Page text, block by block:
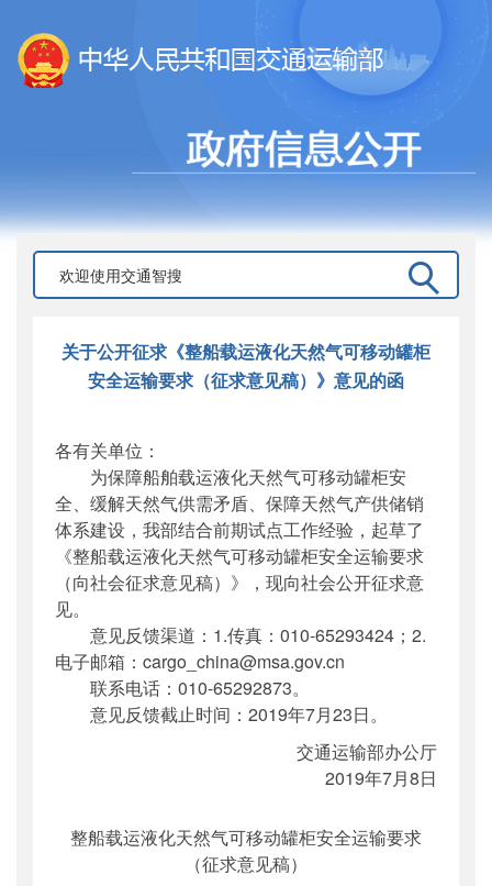
关于公开征求《整船载运液化天然气可移动罐柜
安全运输要求（征求意见稿）》意见的函
各有关单位：
为保障船舶载运液化天然气可移动罐柜安
全、缓解天然气供需矛盾、保障天然气产供储销
体系建设，我部结合前期试点工作经验，起草了
《整船载运液化天然气可移动罐柜安全运输要求
（向社会征求意见稿）》，现向社会公开征求意
见。
意见反馈渠道：1.传真：010-65293424；2.
电子邮箱：cargo_china@msa.gov.cn
联系电话：010-65292873。
意见反馈截止时间：2019年7月23日。
交通运输部办公厅
2019年7月8日
整船载运液化天然气可移动罐柜安全运输要求
（征求意见稿）